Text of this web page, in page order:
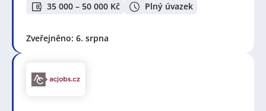
35 000 – 50 000 Kč Plný úvazek
Zveřejněno: 6. srpna